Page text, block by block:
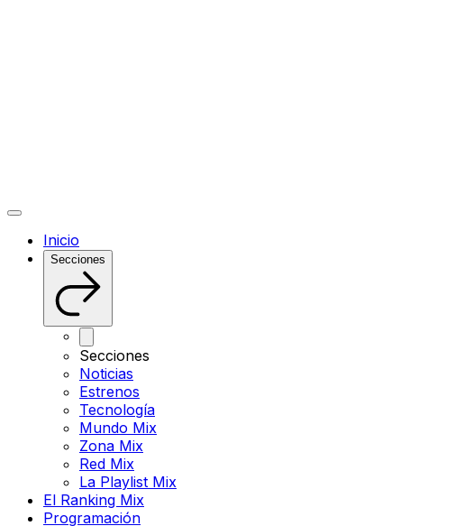
Inicio
Secciones
Secciones
Noticias
Estrenos
Tecnología
Mundo Mix
Zona Mix
Red Mix
La Playlist Mix
El Ranking Mix
Programación